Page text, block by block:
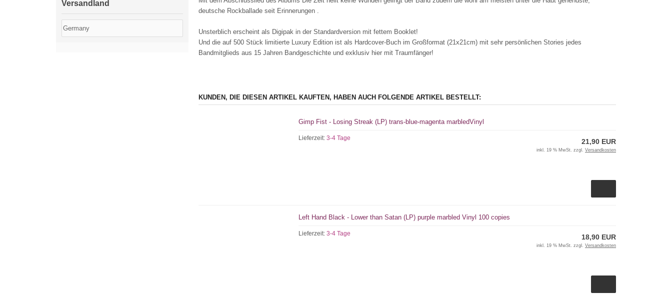
deutsche Rockballade seit Erinnerungen .
Unsterblich erscheint als Digipak in der Standardversion mit fettem Booklet!
Und die auf 500 Stück limitierte Luxury Edition ist als Hardcover-Buch im Großformat (21x21cm) mit sehr persönlichen Stories jedes
Bandmitglieds aus 15 Jahren Bandgeschichte und exklusiv hier mit Traumfänger!
KUNDEN, DIE DIESEN ARTIKEL KAUFTEN, HABEN AUCH FOLGENDE ARTIKEL BESTELLT:
Gimp Fist - Losing Streak (LP) trans-blue-magenta marbledVinyl
Lieferzeit:3-4 Tage 21,90 EUR
inkl. 19 % MwSt. zzgl. Versandkosten
Left Hand Black - Lower than Satan (LP) purple marbled Vinyl 100 copies
Lieferzeit:3-4 Tage 18,90 EUR
inkl. 19 % MwSt. zzgl. Versandkosten
Versandland